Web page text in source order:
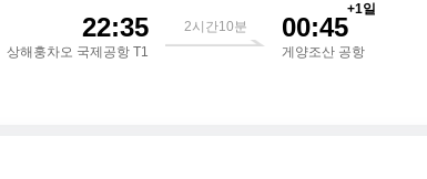
22:35
상해훙차오 국제공항 T1
2시간10분 00:45
+1일
게양조산 공항